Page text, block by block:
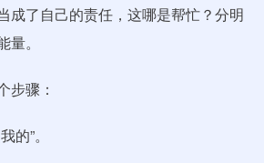
成了自己的责任，这哪是帮忙？分明
。
步骤：
的”。